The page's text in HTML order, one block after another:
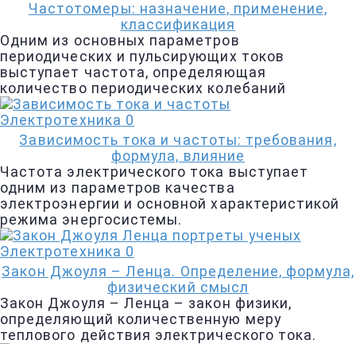
Частотомеры: назначение, применение,
классификация
Одним из основных параметров
периодических и пульсирующих токов
выступает частота, определяющая
количество периодических колебаний
Электротехника 0
Зависимость тока и частоты: требования,
формула, влияние
Частота электрического тока выступает
одним из параметров качества
электроэнергии и основной характеристикой
режима энергосистемы.
Электротехника 0
Закон Джоуля – Ленца. Определение, формула,
физический смысл
Закон Джоуля – Ленца – закон физики,
определяющий количественную меру
теплового действия электрического тока.